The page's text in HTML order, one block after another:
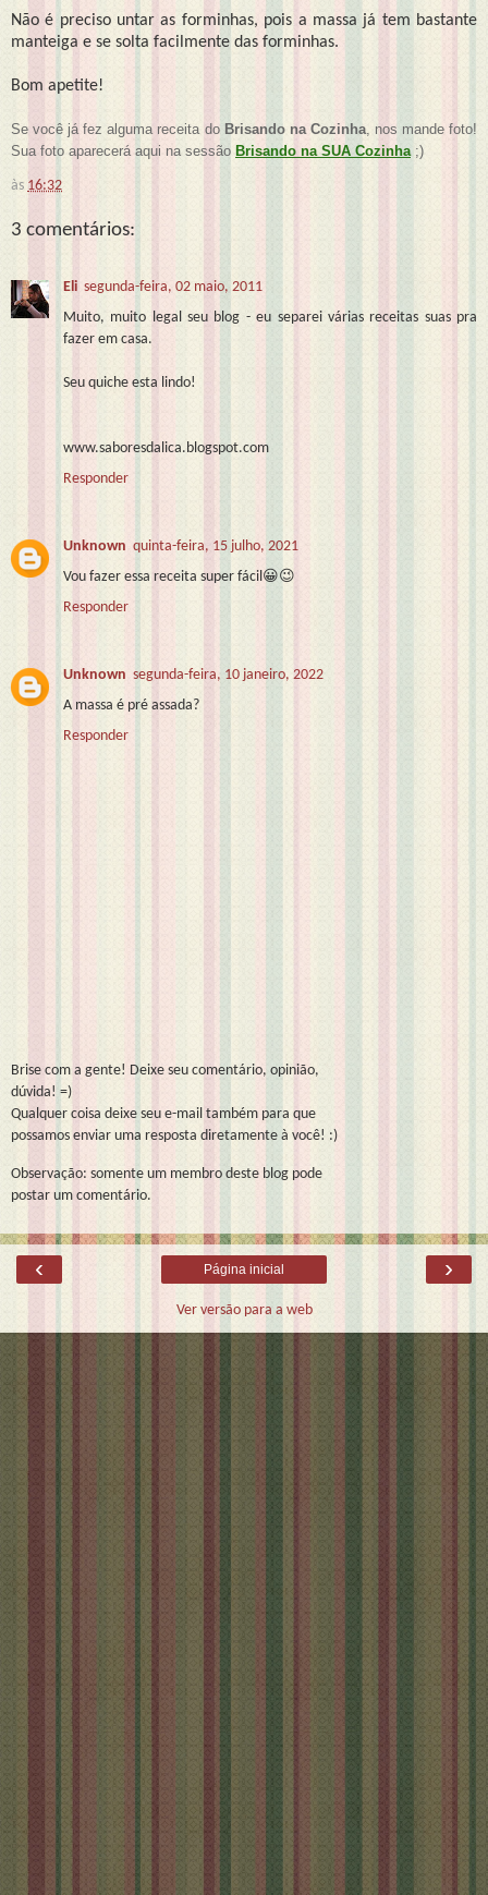
Não é preciso untar as forminhas, pois a massa já tem bastante
manteiga e se solta facilmente das forminhas.
Bom apetite!
Se você já fez alguma receita do Brisando na Cozinha, nos mande foto!
Sua foto aparecerá aqui na sessão Brisando na SUA Cozinha ;)
às 16:32
3 comentários:
Eli segunda-feira, 02 maio, 2011
Muito, muito legal seu blog - eu separei várias receitas suas pra
fazer em casa.
Seu quiche esta lindo!
www.saboresdalica.blogspot.com
Responder
Unknown quinta-feira, 15 julho, 2021
Vou fazer essa receita super fácil😀😉
Responder
Unknown segunda-feira, 10 janeiro, 2022
A massa é pré assada?
Responder
Brise com a gente! Deixe seu comentário, opinião,
dúvida! =)
Qualquer coisa deixe seu e-mail também para que
possamos enviar uma resposta diretamente à você! :)
Observação: somente um membro deste blog pode
postar um comentário.
‹ ›
Página inicial
Ver versão para a web